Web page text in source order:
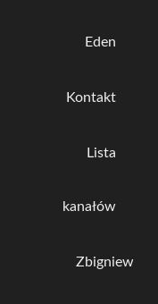
Eden
Kontakt
Lista
kanałów
Zbigniew